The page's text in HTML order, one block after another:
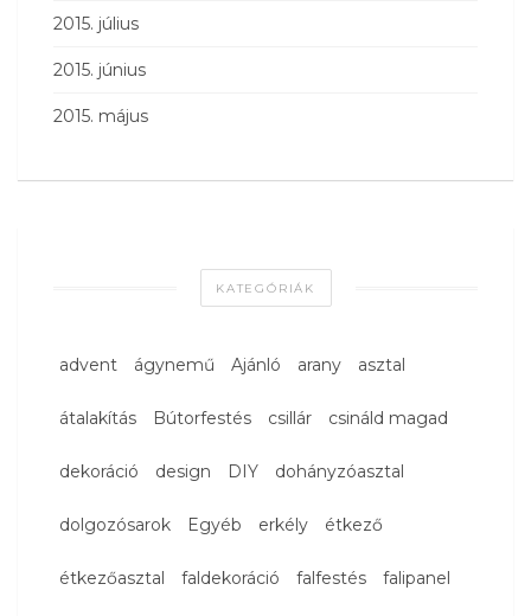
2015. július
2015. június
2015. május
KATEGÓRIÁK
advent ágynemű Ajánló arany asztal
átalakítás Bútorfestés csillár csináld magad
dekoráció design DIY dohányzóasztal
dolgozósarok Egyéb erkély étkező
étkezőasztal faldekoráció falfestés falipanel